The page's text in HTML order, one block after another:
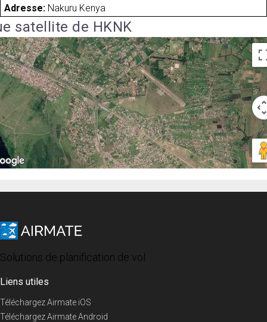
Adresse: Nakuru Kenya
satellite de HKNK
Solutions de planification de vol
Liens utiles
Téléchargez Airmate iOS
Téléchargez Airmate Android